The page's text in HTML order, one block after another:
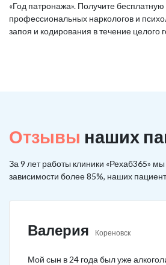
«Год патронажа». Получите
профессиональных наркологов и
запоя и кодирования в течение целого
Отзывы наших
За 9 лет работы клиники «Рехаб365» мы
зависимости более 85%, наших
Валерия Кореновск
Мой сын в 24 года был уже